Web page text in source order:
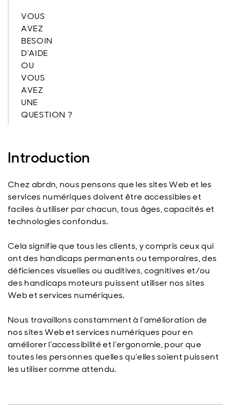
VOUS
AVEZ
BESOIN
D’AIDE
OU
VOUS
AVEZ
UNE
QUESTION ?
Introduction
Chez abrdn, nous pensons que les sites Web et les
services numériques doivent être accessibles et
faciles à utiliser par chacun, tous âges, capacités et
technologies confondus.
Cela signifie que tous les clients, y compris ceux qui
ont des handicaps permanents ou temporaires, des
déficiences visuelles ou auditives, cognitives et/ou
des handicaps moteurs puissent utiliser nos sites
Web et services numériques.
Nous travaillons constamment à l’amélioration de
nos sites Web et services numériques pour en
améliorer l’accessibilité et l’ergonomie, pour que
toutes les personnes quelles qu’elles soient puissent
les utiliser comme attendu.